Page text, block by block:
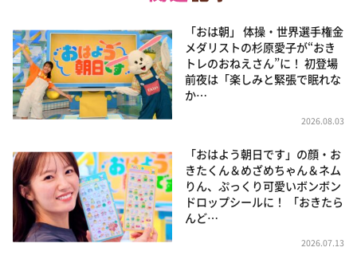
「おは朝」 体操・世界選手権金
メダリストの杉原愛子が“おき
トレのおねえさん”に！ 初登場
前夜は「楽しみと緊張で眠れな
か…
2026.08.03
「おはよう朝日です」の顔・お
きたくん＆めざめちゃん＆ネム
りん、ぷっくり可愛いボンボン
ドロップシールに！ 「おきたら
んど…
2026.07.13